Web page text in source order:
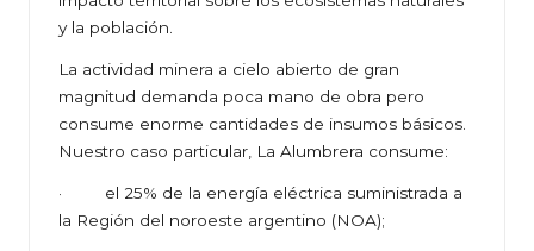
y la población.
La actividad minera a cielo abierto de gran
magnitud demanda poca mano de obra pero
consume enorme cantidades de insumos básicos.
Nuestro caso particular, La Alumbrera consume:
· el 25% de la energía eléctrica suministrada a
la Región del noroeste argentino (NOA);